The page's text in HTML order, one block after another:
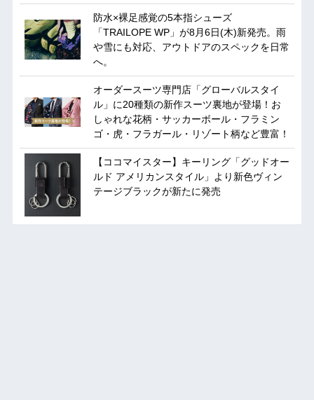
防水×裸足感覚の5本指シューズ
「TRAILOPE WP」が8月6日(木)新発売。雨
や雪にも対応、アウトドアのスペックを日常
へ。
オーダースーツ専門店「グローバルスタイ
ル」に20種類の新作スーツ裏地が登場！お
しゃれな花柄・サッカーボール・フラミン
ゴ・虎・フラガール・リゾート柄など豊富！
【ココマイスター】キーリング「グッドオー
ルド アメリカンスタイル」より新色ヴィン
テージブラックが新たに発売